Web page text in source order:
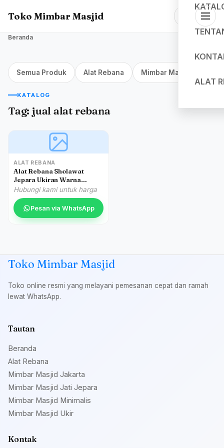
Toko Mimbar Masjid
ALAT
Beranda
Semua Produk Alat Rebana Mimbar Masjid Jakarta
KATALOG
Tag: jual alat rebana
ALAT REBANA
Alat Rebana Sholawat
Jepara Ukiran Warna
Classic
Hubungi kami untuk harga
Pesan via WhatsApp
Toko Mimbar Masjid
Toko online resmi yang melayani pemesanan cepat dan ramah
lewat WhatsApp.
Tautan
Beranda
Alat Rebana
Mimbar Masjid Jakarta
Mimbar Masjid Jati Jepara
Mimbar Masjid Minimalis
Mimbar Masjid Ukir
Kontak